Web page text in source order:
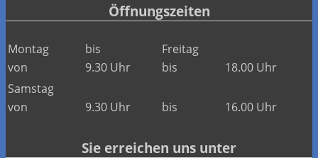
Öffnungszeiten
Montag bis
Freitag
von
9.30 Uhr bis
18.00 Uhr
Samstag
von
9.30 Uhr bis 16.00 Uhr
Sie erreichen uns unter